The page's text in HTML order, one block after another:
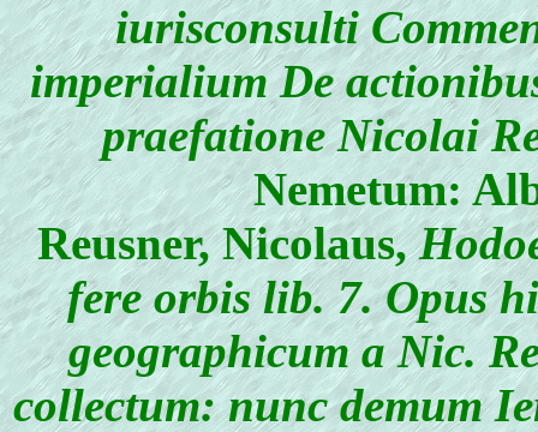
iurisconsulti
imperialium De
praefatione Nicolai
Nemetum:
Reusner, Nicolaus,
fere orbis lib. 7. Opus
geographicum a Nic.
collectum: nunc demum